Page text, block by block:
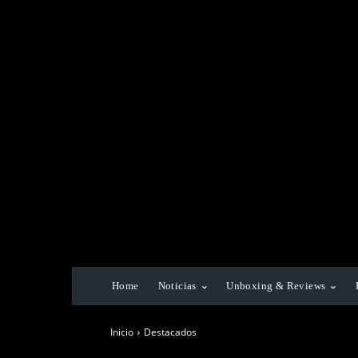
Home Noticias Unboxing & Reviews
Inicio Destacados